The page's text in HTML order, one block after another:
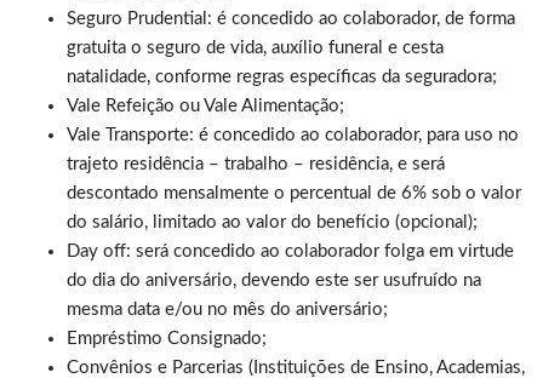
Seguro Prudential: é concedido ao colaborador, de forma
gratuita o seguro de vida, auxílio funeral e cesta
natalidade, conforme regras específicas da seguradora;
Vale Refeição ou Vale Alimentação;
Vale Transporte: é concedido ao colaborador, para uso no
trajeto residência – trabalho – residência, e será
descontado mensalmente o percentual de 6% sob o valor
do salário, limitado ao valor do benefício (opcional);
Day off: será concedido ao colaborador folga em virtude
do dia do aniversário, devendo este ser usufruído na
mesma data e/ou no mês do aniversário;
Empréstimo Consignado;
Convênios e Parcerias (Instituições de Ensino, Academias,